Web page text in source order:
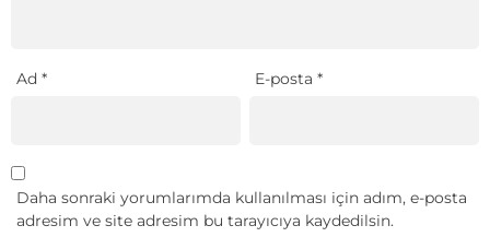
Ad * E-posta*
Daha sonraki yorumlarımda kullanılması için adım, e-posta
adresim ve site adresim bu tarayıcıya kaydedilsin.